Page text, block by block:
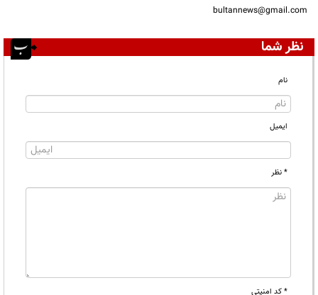
bultannews@gmail.com
نظر شما
نام
ایمیل
* نظر
* کد امنیتی